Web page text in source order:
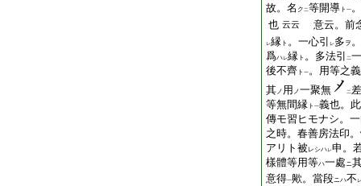
故。名 ク 二等開導 ト 一
也 云云 意云。前
レ縁 ト 。一心引 レ多 ヲ
爲ハレ縁 ト 。多法引 二
後不齊 ト 一。用等之
其ノ 用 ノ一聚無 二
等無間縁 ト 一義也。
傳モ習ヒモナシ。
之時。春善房法印
アリト被 レシハレ申。
樣體等用等ハ一處ニ
意得一歟。當段ニハ不 レ